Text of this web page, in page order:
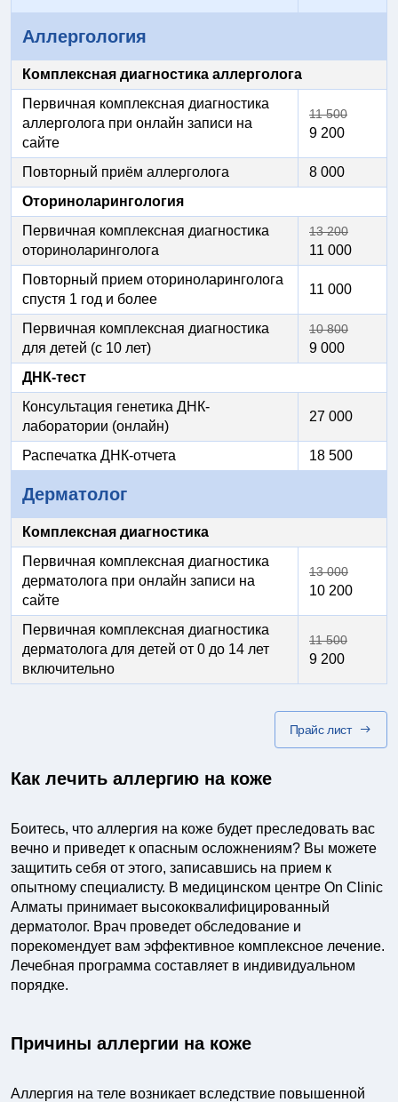
Аллергология
Комплексная диагностика аллерголога
Первичная комплексная диагностика
аллерголога при онлайн записи на
сайте
11 500
9 200
Повторный приём аллерголога
8 000
Оториноларингология
Первичная комплексная диагностика
оториноларинголога
13 200
11 000
Повторный прием оториноларинголога
спустя 1 год и более
11 000
Первичная комплексная диагностика
для детей (с 10 лет)
10 800
9 000
ДНК-тест
Консультация генетика ДНК-
лаборатории (онлайн)
27 000
Распечатка ДНК-отчета 18 500
Дерматолог
Комплексная диагностика
Первичная комплексная диагностика
дерматолога при онлайн записи на
сайте
13 000
10 200
Первичная комплексная диагностика
дерматолога для детей от 0 до 14 лет
включительно
11 500
9 200
Прайс лист
Как лечить аллергию на коже
Боитесь, что аллергия на коже будет преследовать вас
вечно и приведет к опасным осложнениям? Вы можете
защитить себя от этого, записавшись на прием к
опытному специалисту. В медицинском центре On Clinic
Алматы принимает высококвалифицированный
дерматолог. Врач проведет обследование и
порекомендует вам эффективное комплексное лечение.
Лечебная программа составляет в индивидуальном
порядке.
Причины аллергии на коже
Аллергия на теле возникает вследствие повышенной